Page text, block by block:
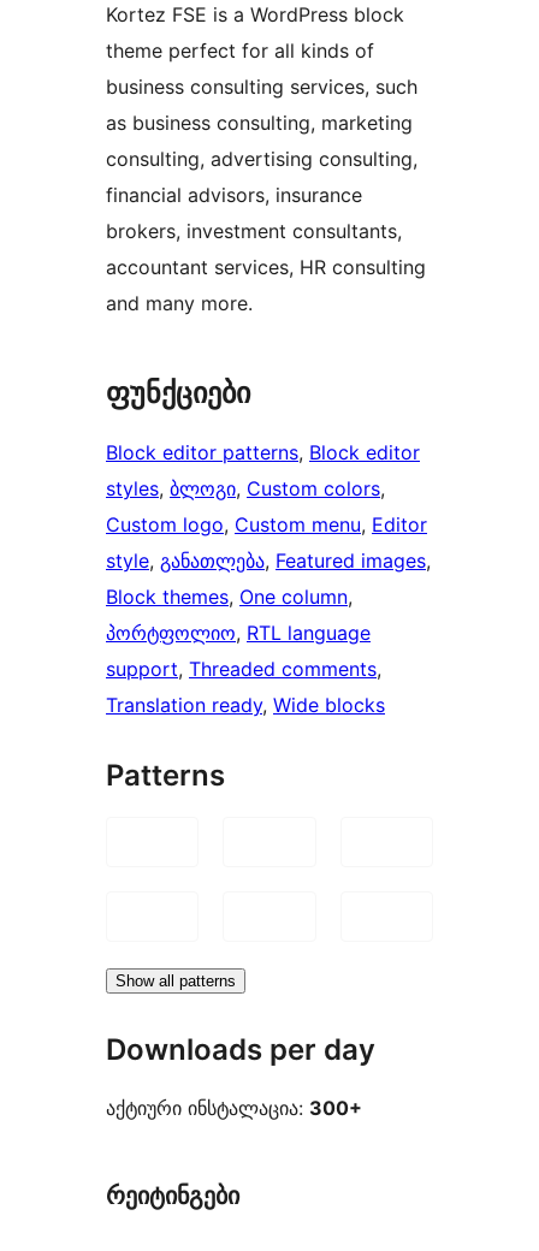
Kortez FSE is a WordPress block
theme perfect for all kinds of
business consulting services, such
as business consulting, marketing
consulting, advertising consulting,
financial advisors, insurance
brokers, investment consultants,
accountant services, HR consulting
and many more.
ფუნქციები
Block editor patterns, Block editor
styles, ბლოგი, Custom colors
Custom logo, Custom menu, Editor
style, განათლება, Featured images
Block themes, One column
პორტფოლიო, RTL language
support, Threaded comments
Translation ready, Wide blocks
Patterns
Show all patterns
Downloads per day
აქტიური ინსტალაცია: 300+
რეიტინგები